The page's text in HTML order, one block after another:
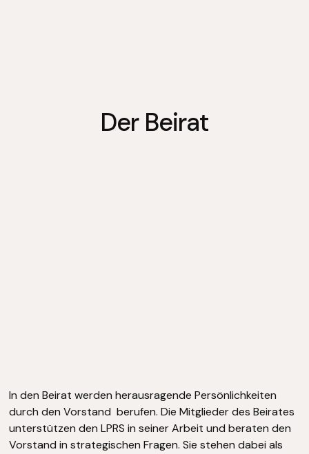
Der Beirat
In den Beirat werden herausragende Persönlichkeiten
durch den Vorstand berufen. Die Mitglieder des Beirates
unterstützen den LPRS in seiner Arbeit und beraten den
Vorstand in strategischen Fragen. Sie stehen dabei als